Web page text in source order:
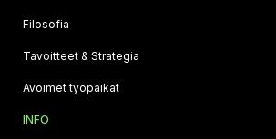
Filosofia
Tavoitteet & Strategia
Avoimet työpaikat
INFO